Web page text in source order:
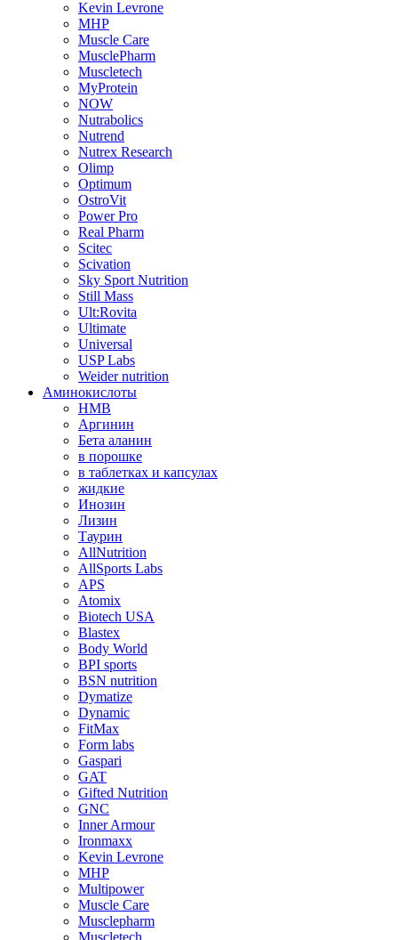
Kevin Levrone
MHP
Muscle Care
MusclePharm
Muscletech
MyProtein
NOW
Nutrabolics
Nutrend
Nutrex Research
Olimp
Optimum
OstroVit
Power Pro
Real Pharm
Scitec
Scivation
Sky Sport Nutrition
Still Mass
Ult:Rovita
Ultimate
Universal
USP Labs
Weider nutrition
Аминокислоты
HMB
Аргинин
Бета аланин
в порошке
в таблетках и капсулах
жидкие
Инозин
Лизин
Таурин
AllNutrition
AllSports Labs
APS
Atomix
Biotech USA
Blastex
Body World
BPI sports
BSN nutrition
Dymatize
Dynamic
FitMax
Form labs
Gaspari
GAT
Gifted Nutrition
GNC
Inner Armour
Ironmaxx
Kevin Levrone
MHP
Multipower
Muscle Care
Musclepharm